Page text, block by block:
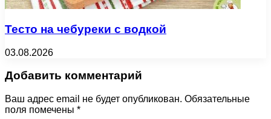
Тесто на чебуреки с водкой
03.08.2026
Добавить комментарий
Ваш адрес email не будет опубликован. Обязательные
поля помечены *